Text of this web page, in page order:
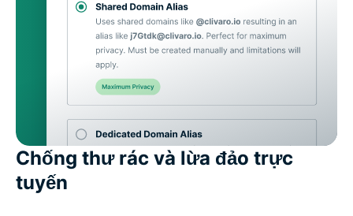
Chống thư rác và lừa đảo trực
tuyến